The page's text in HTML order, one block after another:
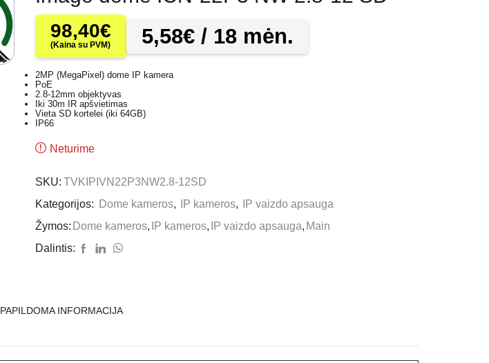
98,40€
(Kaina su PVM) 5,58€ / 18 mėn.
2MP (MegaPixel) dome IP kamera
PoE
2.8-12mm objektyvas
Iki 30m IR apšvietimas
Vieta SD kortelei (iki 64GB)
IP66
Neturime
SKU: TVKIPIVN22P3NW2.8-12SD
Kategorijos:
Dome kameros, IP kameros,
IP vaizdo apsauga
Žymos: Dome kameros, IP kameros, IP vaizdo apsauga, Main
Dalintis:
PAPILDOMA INFORMACIJA